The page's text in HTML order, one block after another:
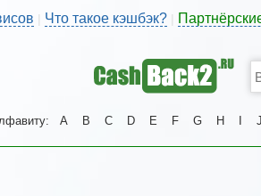
| Что такое кэшбэк?
A B C D E F G H